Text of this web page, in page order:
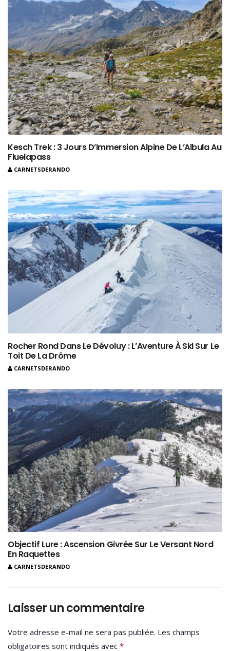
Kesch Trek : 3 Jours D’Immersion Alpine De L’Albula Au
Fluelapass
CARNETSDERANDO
Rocher Rond Dans Le Dévoluy : L’Aventure À Ski Sur Le
Toit De La Drôme
CARNETSDERANDO
Objectif Lure : Ascension Givrée Sur Le Versant Nord
En Raquettes
CARNETSDERANDO
Laisser un commentaire
Votre adresse e-mail ne sera pas publiée. Les champs
obligatoires sont indiqués avec *